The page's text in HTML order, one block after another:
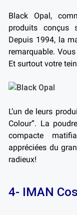
Black Opal,
produits conçus
Depuis 1994, la
remarquable.
Et surtout votre
L’un de leurs
Colour”. La
compacte
appréciées du
radieux!
4- IMAN